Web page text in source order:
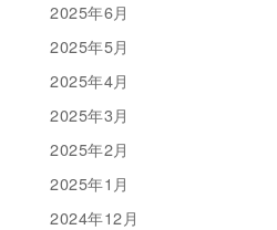
2025年6月
2025年5月
2025年4月
2025年3月
2025年2月
2025年1月
2024年12月